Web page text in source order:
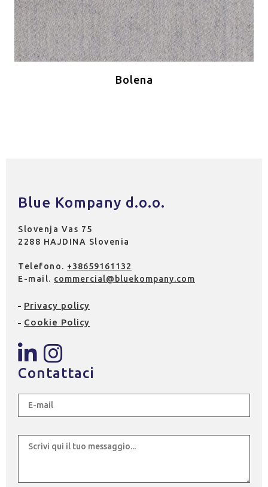
Bolena
Blue Kompany d.o.o.
Slovenja Vas 75
2288 HAJDINA Slovenia
Telefono. +38659161132
E-mail. commercial@bluekompany.com
Privacy policy
Cookie Policy
Contattaci